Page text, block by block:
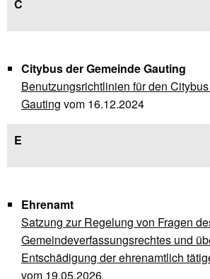
C
Citybus der Gemeinde Gauting
Benutzungsrichtlinien für den
Gauting vom 16.12.2024
E
Ehrenamt
Satzung zur Regelung von Fragen
Gemeindeverfassungsrechtes und
Entschädigung der ehrenamtlich
vom 19.05.2026